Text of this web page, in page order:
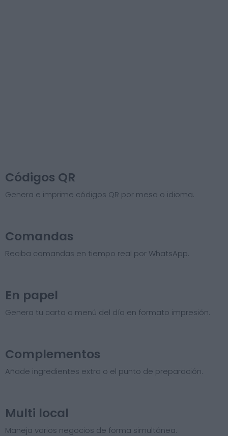
Códigos QR
Genera e imprime códigos QR por mesa o idioma.
Comandas
Reciba comandas en tiempo real por WhatsApp.
En papel
Genera tu carta o menú del día en formato impresión.
Complementos
Añade ingredientes extra o el punto de preparación.
Multi local
Maneja varios negocios de forma simultánea.